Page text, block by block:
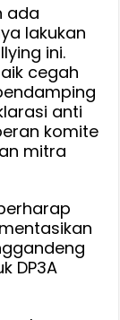
ada
lakukan
ini.
cegah
anti
komite
mitra
DP3A